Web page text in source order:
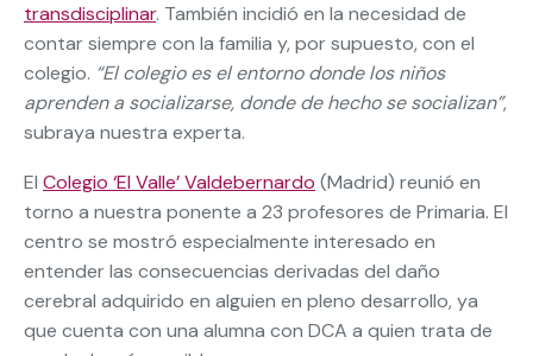
transdisciplinar. También incidió en la necesidad de
contar siempre con la familia y, por supuesto, con el
colegio. “El colegio es el entorno donde los niños
aprenden a socializarse, donde de hecho se socializan”,
subraya nuestra experta.
El Colegio ‘El Valle’ Valdebernardo (Madrid) reunió en
torno a nuestra ponente a 23 profesores de Primaria. El
centro se mostró especialmente interesado en
entender las consecuencias derivadas del daño
cerebral adquirido en alguien en pleno desarrollo, ya
que cuenta con una alumna con DCA a quien trata de